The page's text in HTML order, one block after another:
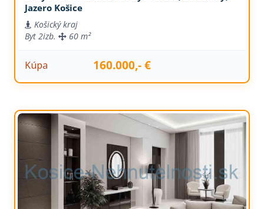
Jazero Košice
Košický kraj
Byt 2izb. 60 m²
Kúpa 160.000,- €